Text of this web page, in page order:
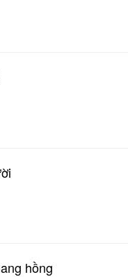
hồng